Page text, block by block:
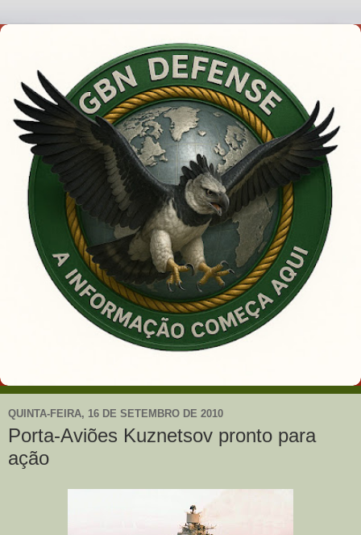
QUINTA-FEIRA, 16 DE SETEMBRO DE 2010
Porta-Aviões Kuznetsov pronto para
ação